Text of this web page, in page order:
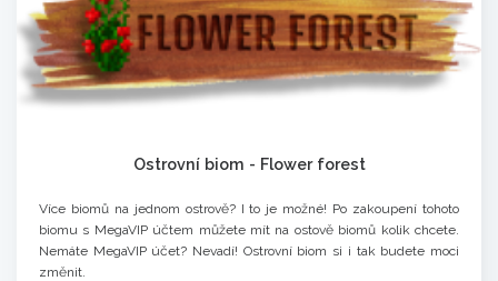
Ostrovní biom - Flower forest
Více biomů na jednom ostrově? I to je možné! Po zakoupení tohoto
biomu s MegaVIP účtem můžete mít na ostově biomů kolik chcete.
Nemáte MegaVIP účet? Nevadí! Ostrovní biom si i tak budete moci
změnit.